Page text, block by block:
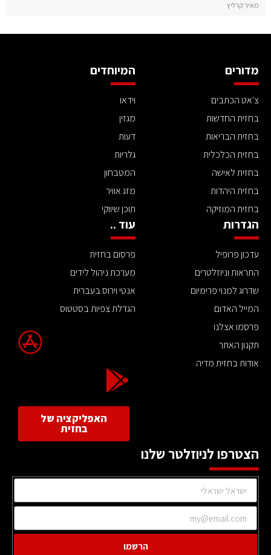
מאיר קרליץ
מדורים
צ'אט הכתבים
בחזית החדשות
בחזית הבריאות
בחזית הכלכלית
בחזית לאישה
בחזית היהדות
בחזית המוזיקה
המיוחדים
וידאו
מגזין
דעות
גלריות
המטבחון
מזג אוויר
תוכן שיווקי
הגדרות
עדכון פרופיל
התראות וניוזלטרים
שדרוג למנוי פרימיום
המייל האדום
פרסמו אצלנו
תקנון האתר
אודות בחזית מדיה
עוד ..
פרסום בחזית
מערכת ניהול לידים
אנטי וירוס בעברית
הגדלת צפיות בסטטוס
האפליקציה של
בחזית
הצטרפו לניוזלטר שלנו
הרשמו